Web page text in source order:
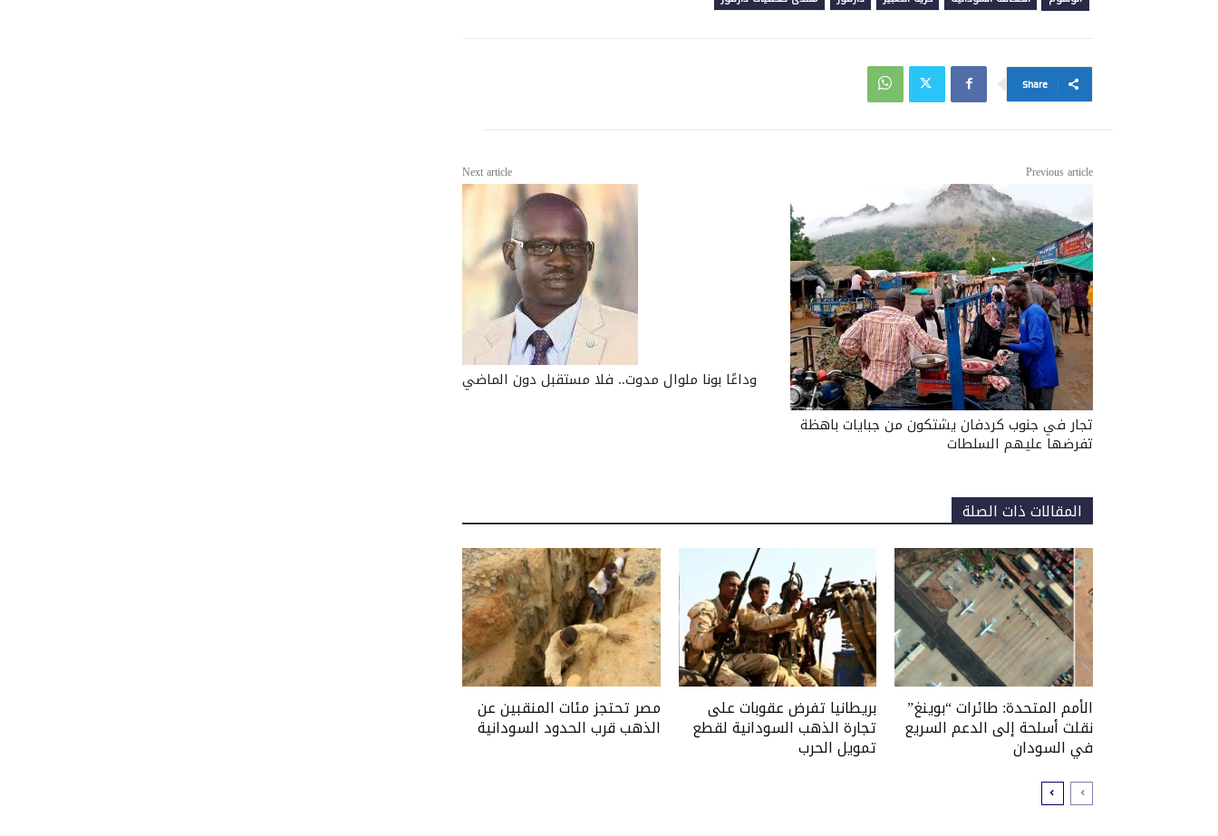
Share
Previous article
تجار في جنوب كردفان يشتكون من جبايات باهظة
تفرضها عليهم السلطات
Next article
وداعًا بونا ملوال مدوت.. فلا مستقبل دون الماضي
المقالات ذات الصلة
الأمم المتحدة: طائرات “بوينغ”
نقلت أسلحة إلى الدعم السريع
في السودان
بريطانيا تفرض عقوبات على
تجارة الذهب السودانية لقطع
تمويل الحرب
مصر تحتجز مئات المنقبين عن
الذهب قرب الحدود السودانية